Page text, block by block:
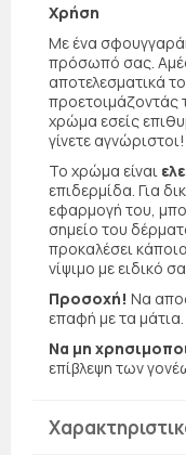
Χρήση
Με ένα
πρόσωπό σας.
αποτελεσματικά
προετοιμάζοντάς
χρώμα εσείς
γίνετε αγνώριστοι!
Το χρώμα είναι
επιδερμίδα. Για
εφαρμογή του,
σημείο του
προκαλέσει
νίψιμο με ειδικό
Προσοχή! Να
επαφή με τα μάτια.
Να μη
επίβλεψη των